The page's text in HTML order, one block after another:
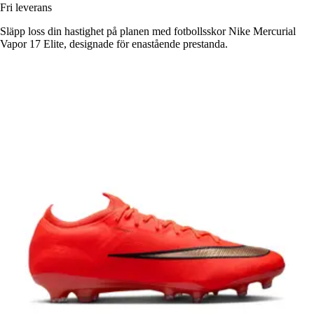
Fri leverans
Släpp loss din hastighet på planen med fotbollsskor Nike Mercurial
Vapor 17 Elite, designade för enastående prestanda.